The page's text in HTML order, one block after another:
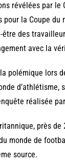
révélées par le
la Coupe du
être des
avec la
polémique lors
d’athlétisme,
réalisée
près
monde de
source.